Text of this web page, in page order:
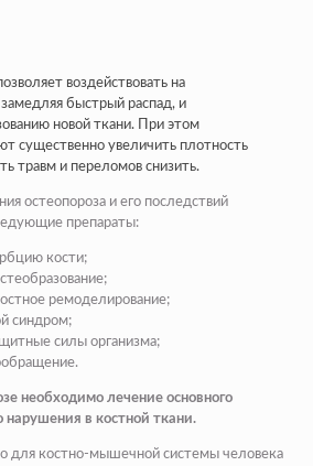
воздействовать на
быстрый распад, и
новой ткани. При этом
существенно увеличить плотность
травм и переломов снизить.
остеопороза и его последствий
препараты:
кости;
ремоделирование;
синдром;
силы организма;
необходимо лечение основного
в костной ткани.
для костно-мышечной системы человека